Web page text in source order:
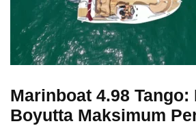
Marinboat 4.98 Tango:
Boyutta Maksimum